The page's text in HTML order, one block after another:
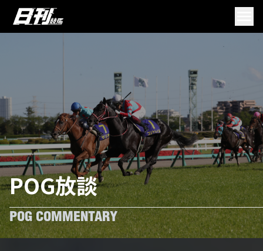
POG放談
POG COMMENTARY